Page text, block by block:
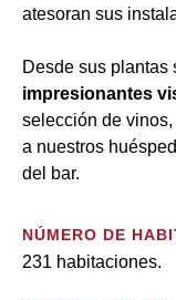
atesoran sus
Desde sus plantas
impresionantes
selección de
a nuestros
del bar.
NÚMERO DE
231 habitaciones.